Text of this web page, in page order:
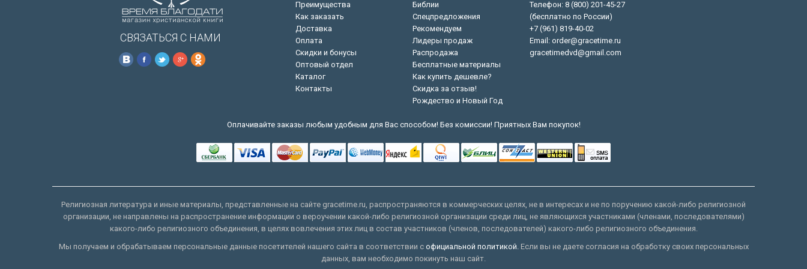
СВЯЗАТЬСЯ С НАМИ
Преимущества
Как заказать
Доставка
Оплата
Скидки и бонусы
Оптовый отдел
Каталог
Контакты
Библии
Спецпредложения
Рекомендуем
Лидеры продаж
Распродажа
Бесплатные материалы
Как купить дешевле?
Скидка за отзыв!
Рождество и Новый Год
Телефон: 8 (800) 201-45-27
(бесплатно по России)
+7 (961) 819-40-02
Email: order@gracetime.ru
gracetimedvd@gmail.com
Оплачивайте заказы любым удобным для Вас способом! Без комиссии! Приятных Вам покупок!
Религиозная литература и иные материалы, представленные на сайте gracetime.ru, распространяются в коммерческих целях, не в интересах и не по поручению какой-либо религиозной
организации, не направлены на распространение информации о вероучении какой-либо религиозной организации среди лиц, не являющихся участниками (членами, последователями)
какого-либо религиозного объединения, в целях вовлечения этих лиц в состав участников (членов, последователей) какого-либо религиозного объединения.
Мы получаем и обрабатываем персональные данные посетителей нашего сайта в соответствии с официальной политикой.Если вы не даете согласия на обработку своих персональных
данных, вам необходимо покинуть наш сайт.